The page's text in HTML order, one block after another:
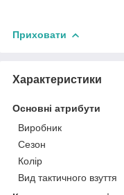
Приховати
Характеристики
Основні атрибути
Виробник
Сезон
Колір
Вид тактичного взуття